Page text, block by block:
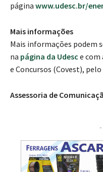
página www.udesc.br/
Mais informações
Mais informações podem
na página da Udesc e com
e Concursos (Covest),
Assessoria de
-